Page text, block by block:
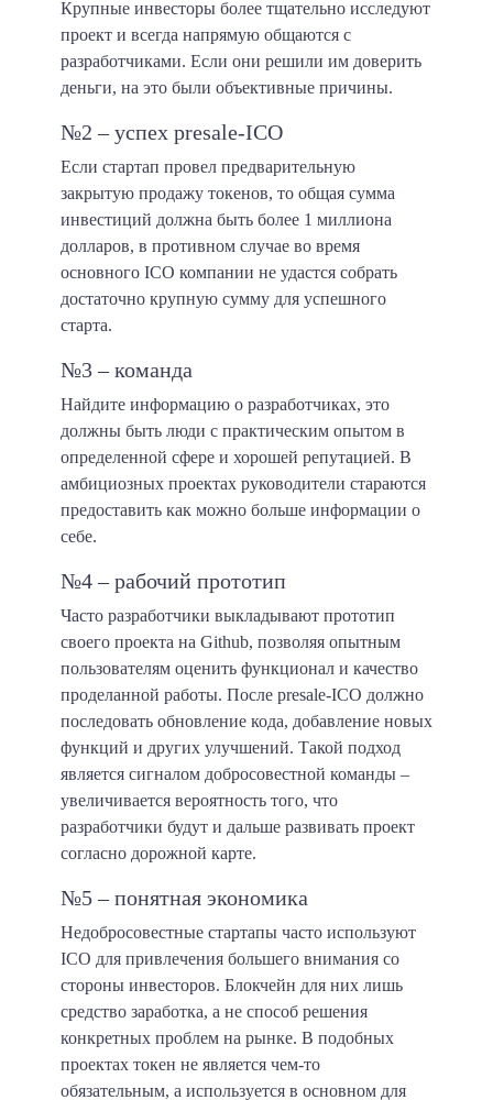
Крупные инвесторы более тщательно исследуют
проект и всегда напрямую общаются с
разработчиками. Если они решили им доверить
деньги, на это были объективные причины.
№2 – успех presale-ICO
Если стартап провел предварительную
закрытую продажу токенов, то общая сумма
инвестиций должна быть более 1 миллиона
долларов, в противном случае во время
основного ICO компании не удастся собрать
достаточно крупную сумму для успешного
старта.
№3 – команда
Найдите информацию о разработчиках, это
должны быть люди с практическим опытом в
определенной сфере и хорошей репутацией. В
амбициозных проектах руководители стараются
предоставить как можно больше информации о
себе.
№4 – рабочий прототип
Часто разработчики выкладывают прототип
своего проекта на Github, позволяя опытным
пользователям оценить функционал и качество
проделанной работы. После presale-ICO должно
последовать обновление кода, добавление новых
функций и других улучшений. Такой подход
является сигналом добросовестной команды –
увеличивается вероятность того, что
разработчики будут и дальше развивать проект
согласно дорожной карте.
№5 – понятная экономика
Недобросовестные стартапы часто используют
ICO для привлечения большего внимания со
стороны инвесторов. Блокчейн для них лишь
средство заработка, а не способ решения
конкретных проблем на рынке. В подобных
проектах токен не является чем-то
обязательным, а используется в основном для